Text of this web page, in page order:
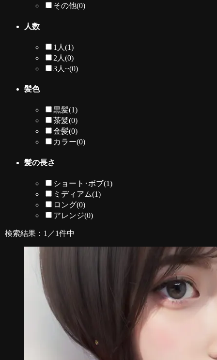
その他(0)
人数
1人(1)
2人(0)
3人~(0)
髪色
黒髪(1)
茶髪(0)
金髪(0)
カラー(0)
髪の長さ
ショート･ボブ(1)
ミディアム(1)
ロング(0)
アレンジ(0)
検索結果：1／1件中